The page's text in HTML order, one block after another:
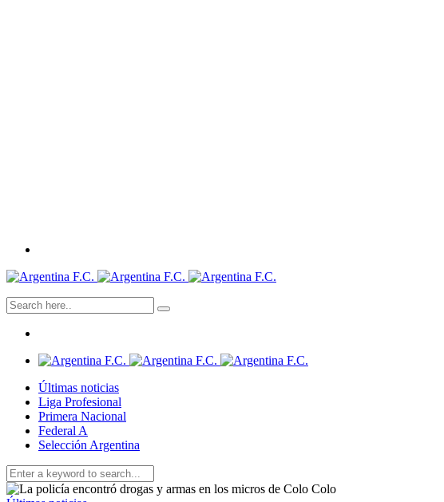
Últimas noticias
Liga Profesional
Primera Nacional
Federal A
Selección Argentina